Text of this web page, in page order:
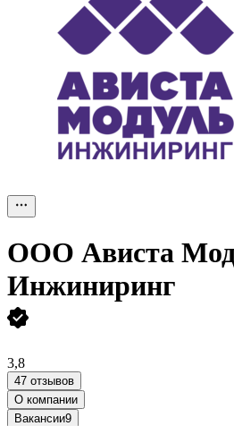
ООО Ависта
Инжиниринг
3,8
47 отзывов
О компании
Вакансии9